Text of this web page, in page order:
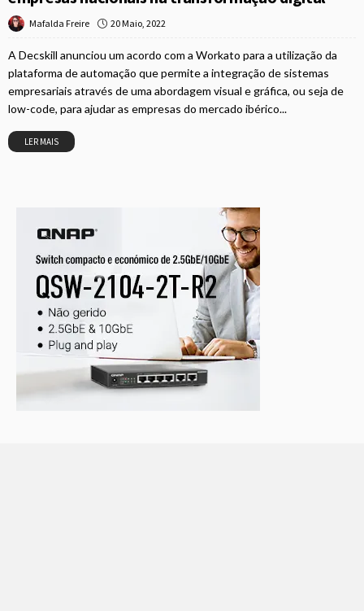
Mafalda Freire 20 Maio, 2022
A Decskill anunciou um acordo com a Workato para a utilização da
plataforma de automação que permite a integração de sistemas
empresariais através de uma abordagem visual e gráfica, ou seja de
low-code, para ajudar as empresas do mercado ibérico...
LER MAIS